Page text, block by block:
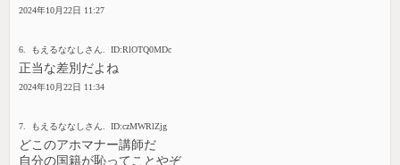
2024年10月22日 11:27
6. もえるななしさん. ID:RlOTQ0MDc
正当な差別だよね
2024年10月22日 11:34
7. もえるななしさん. ID:czMWRlZjg
どこのアホマナー講師だ
自分の国籍が恥ってことやぞ